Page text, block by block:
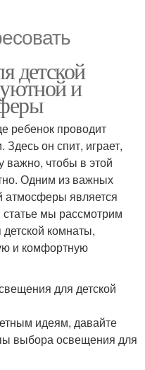
детской
и
ребенок проводит
он спит, играет,
важно, чтобы в этой
Одним из важных
атмосферы является
мы рассмотрим
комнаты,
и комфортную
для детской
идеям, давайте
выбора освещения для